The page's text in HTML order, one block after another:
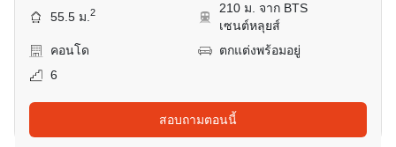
55.5 ม.2
210 ม. จาก BTS
เซนต์หลุยส์
คอนโด
ตกแต่งพร้อมอยู่
6
สอบถามตอนนี้